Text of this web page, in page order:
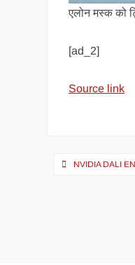
एलोन मस्क को
[ad_2]
Source link
NVIDIA DALI